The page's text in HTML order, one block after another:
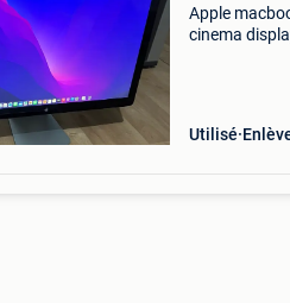
Apple
cinema
Utilisé